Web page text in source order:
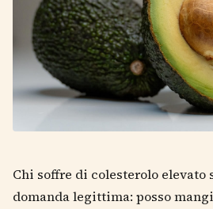
Chi soffre di colesterolo elevato
domanda legittima: posso